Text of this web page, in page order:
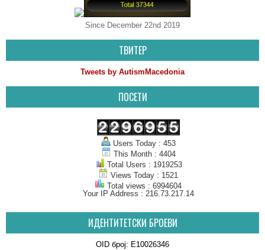
Since December 22nd 2019
ТВИТЕР
Tweets by AutismMacedonia
ПОСЕТИ
Users Today : 453
This Month : 4404
Total Users : 1919253
Views Today : 1521
Total views : 6994604
Your IP Address : 216.73.217.14
ИДЕНТИТЕТСКИ БРОЕВИ
OID број: E10026346